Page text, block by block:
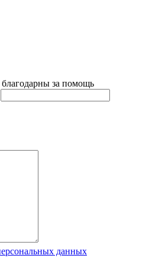
за помощь
данных